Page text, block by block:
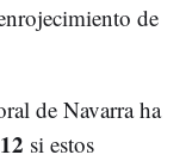
de
de Navarra ha
si estos